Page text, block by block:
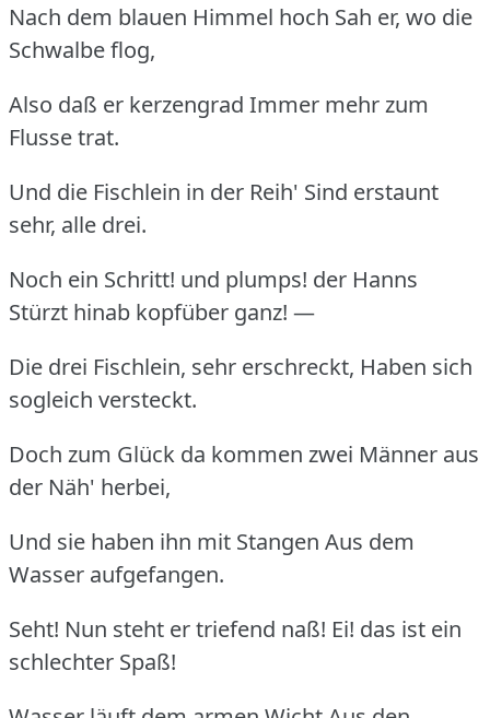
Nach dem blauen Himmel hoch Sah er, wo die
Schwalbe flog,
Also daß er kerzengrad Immer mehr zum
Flusse trat.
Und die Fischlein in der Reih' Sind erstaunt
sehr, alle drei.
Noch ein Schritt! und plumps! der Hanns
Stürzt hinab kopfüber ganz! —
Die drei Fischlein, sehr erschreckt, Haben sich
sogleich versteckt.
Doch zum Glück da kommen zwei Männer aus
der Näh' herbei,
Und sie haben ihn mit Stangen Aus dem
Wasser aufgefangen.
Seht! Nun steht er triefend naß! Ei! das ist ein
schlechter Spaß!